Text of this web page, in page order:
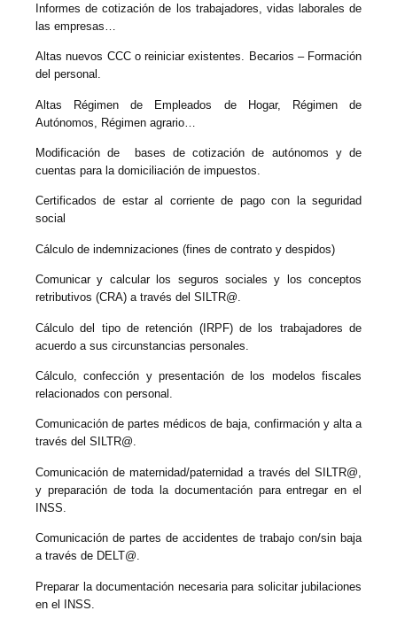
Informes de cotización de los trabajadores, vidas laborales de
las empresas…
Altas nuevos CCC o reiniciar existentes. Becarios – Formación
del personal.
Altas Régimen de Empleados de Hogar, Régimen de
Autónomos, Régimen agrario…
Modificación de bases de cotización de autónomos y de
cuentas para la domiciliación de impuestos.
Certificados de estar al corriente de pago con la seguridad
social
Cálculo de indemnizaciones (fines de contrato y despidos)
Comunicar y calcular los seguros sociales y los conceptos
retributivos (CRA) a través del SILTR@.
Cálculo del tipo de retención (IRPF) de los trabajadores de
acuerdo a sus circunstancias personales.
Cálculo, confección y presentación de los modelos fiscales
relacionados con personal.
Comunicación de partes médicos de baja, confirmación y alta a
través del SILTR@.
Comunicación de maternidad/paternidad a través del SILTR@,
y preparación de toda la documentación para entregar en el
INSS.
Comunicación de partes de accidentes de trabajo con/sin baja
a través de DELT@.
Preparar la documentación necesaria para solicitar jubilaciones
en el INSS.